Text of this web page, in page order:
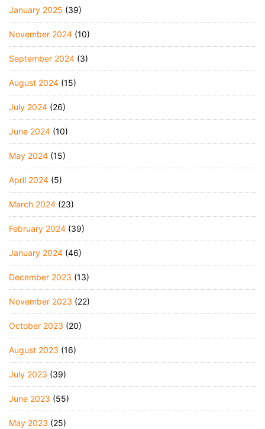
January 2025 (39)
November 2024 (10)
September 2024 (3)
August 2024 (15)
July 2024 (26)
June 2024 (10)
May 2024 (15)
April 2024 (5)
March 2024 (23)
February 2024 (39)
January 2024 (46)
December 2023 (13)
November 2023 (22)
October 2023 (20)
August 2023 (16)
July 2023 (39)
June 2023 (55)
May 2023 (25)